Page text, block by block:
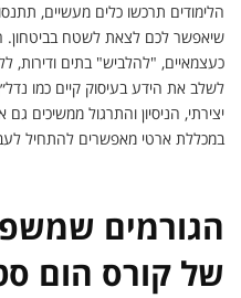
הלימודים תרכשו כלים מעשיים,
שיאפשר לכם לצאת לשטח בביטחון.
כעצמאיים, "להלביש" בתים ודירות,
לשלב את הידע בעיסוק קיים כמו
יצירתי, הניסיון והתרגול ממשיכים
במכללת ארטי מאפשרים להתחיל
הגורמים
של קורס הום